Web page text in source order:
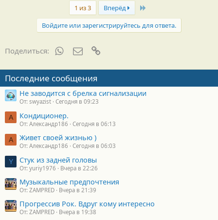
1 из 3 Вперёд Last
Войдите или зарегистрируйтесь для ответа.
Поделиться: WhatsAppЭлектронная почта
Последние сообщения
Не заводится с брелка сигнализации
От: swyazist Сегодня в 09:23
А Кондиционер.
От: Александр186 Сегодня в 06:13
А Живет своей жизнью )
От: Александр186 Сегодня в 06:03
Y Стук из задней головы
От: yuriy1976 Вчера в 22:26
Музыкальные предпочтения
От: ZAMPRED Вчера в 21:39
Прогрессив Рок. Вдруг кому интересно
От: ZAMPRED Вчера в 19:38